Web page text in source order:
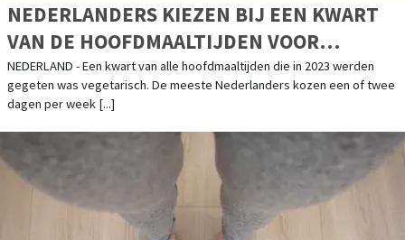
NEDERLANDERS KIEZEN BIJ EEN KWART
VAN DE HOOFDMAALTIJDEN VOOR
VEGETARISCH
NEDERLAND - Een kwart van alle hoofdmaaltijden die in 2023 werden
gegeten was vegetarisch. De meeste Nederlanders kozen een of twee
dagen per week [...]